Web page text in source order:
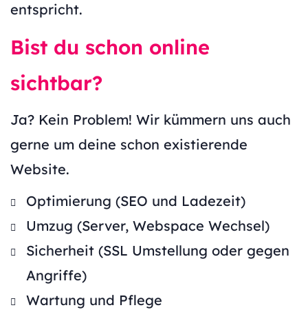
entspricht.
Bist du schon online
sichtbar?
Ja? Kein Problem! Wir kümmern uns auch
gerne um deine schon existierende
Website.
Optimierung (SEO und Ladezeit)
Umzug (Server, Webspace Wechsel)
Sicherheit (SSL Umstellung oder gegen
Angriffe)
Wartung und Pflege